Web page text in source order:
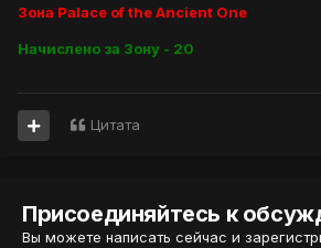
Зона Palace of the Ancient One
Начислено за Зону - 20
Цитата
Присоединяйтесь к
Вы можете написать сейчас и